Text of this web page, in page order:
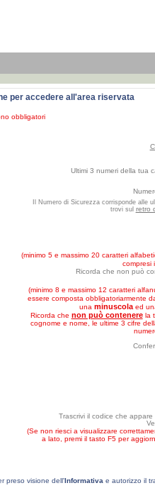
per accedere all'area riservata
obbligatori
Ultimi 3 numeri della tua
Il Numero di Sicurezza corrisponde alle
trovi sul retro
(minimo 5 e massimo 20 caratteri
compresi
Ricorda che non può
(minimo 8 e massimo 12 caratteri
essere composta obbligatoriarmente
una minuscolaed
Ricorda che non può contenerela
cognome e nome, le ultime 3 cifre
Trascrivi il codice che appare
(Se non riesci a visualizzare
a lato, premi il tasto F5 per
preso visione dell'Informativa e autorizzo il